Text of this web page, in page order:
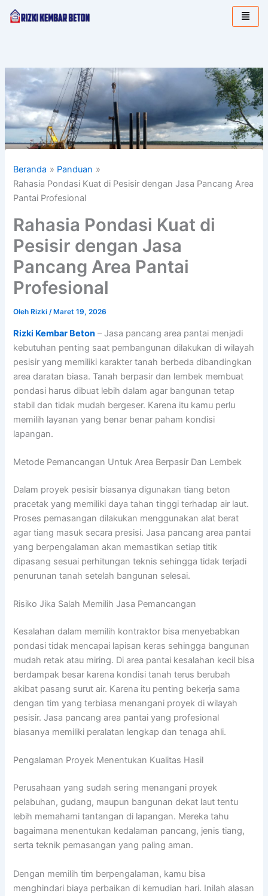
Lewati
Beranda
Panduan
Rahasia Pondasi Kuat di Pesisir dengan Jasa Pancang Area
Pantai Profesional
Rahasia Pondasi Kuat di
Pesisir dengan Jasa
Pancang Area Pantai
Profesional
Oleh Rizki/ Maret 19, 2026
Rizki Kembar Beton – Jasa pancang area pantai menjadi
kebutuhan penting saat pembangunan dilakukan di wilayah
pesisir yang memiliki karakter tanah berbeda dibandingkan
area daratan biasa. Tanah berpasir dan lembek membuat
pondasi harus dibuat lebih dalam agar bangunan tetap
stabil dan tidak mudah bergeser. Karena itu kamu perlu
memilih layanan yang benar benar paham kondisi
lapangan.
Metode Pemancangan Untuk Area Berpasir Dan Lembek
Dalam proyek pesisir biasanya digunakan tiang beton
pracetak yang memiliki daya tahan tinggi terhadap air laut.
Proses pemasangan dilakukan menggunakan alat berat
agar tiang masuk secara presisi. Jasa pancang area pantai
yang berpengalaman akan memastikan setiap titik
dipasang sesuai perhitungan teknis sehingga tidak terjadi
penurunan tanah setelah bangunan selesai.
Risiko Jika Salah Memilih Jasa Pemancangan
Kesalahan dalam memilih kontraktor bisa menyebabkan
pondasi tidak mencapai lapisan keras sehingga bangunan
mudah retak atau miring. Di area pantai kesalahan kecil bisa
berdampak besar karena kondisi tanah terus berubah
akibat pasang surut air. Karena itu penting bekerja sama
dengan tim yang terbiasa menangani proyek di wilayah
pesisir. Jasa pancang area pantai yang profesional
biasanya memiliki peralatan lengkap dan tenaga ahli.
Pengalaman Proyek Menentukan Kualitas Hasil
Perusahaan yang sudah sering menangani proyek
pelabuhan, gudang, maupun bangunan dekat laut tentu
lebih memahami tantangan di lapangan. Mereka tahu
bagaimana menentukan kedalaman pancang, jenis tiang,
serta teknik pemasangan yang paling aman.
Dengan memilih tim berpengalaman, kamu bisa
menghindari biaya perbaikan di kemudian hari. Inilah alasan